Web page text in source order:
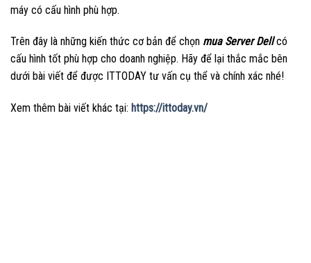
máy có cấu hình phù hợp.
Trên đây là những kiến thức cơ bản để chọn mua Server Dellcó
cấu hình tốt phù hợp cho doanh nghiệp. Hãy để lại thắc mắc bên
dưới bài viết để được ITTODAY tư vấn cụ thể và chính xác nhé!
Xem thêm bài viết khác tại: https://ittoday.vn/